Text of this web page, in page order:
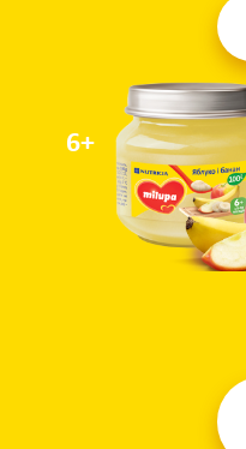
6+